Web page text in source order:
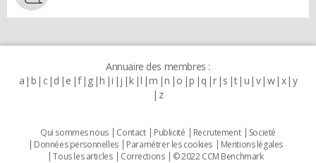
Annuaire des membres :
a b c d e f g h i j k l m n o p q r s t u v w x y
z
Qui sommes nous Contact Publicité Recrutement
Societé
Données personnelles
Paramétrer les cookies
Mentions légales
Tous les articles
Corrections © 2022 CCM Benchmark